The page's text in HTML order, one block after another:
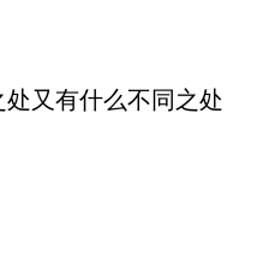
又有什么不同之处